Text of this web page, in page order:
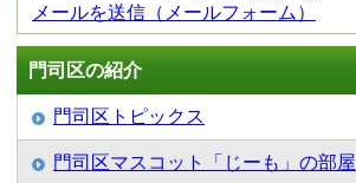
メールを送信（メールフォーム）
門司区の紹介
門司区トピックス
門司区マスコット「じーも」の部屋